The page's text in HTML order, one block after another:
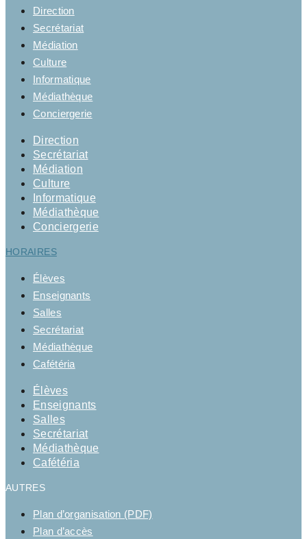
Direction
Secrétariat
Médiation
Culture
Informatique
Médiathèque
Conciergerie
Direction
Secrétariat
Médiation
Culture
Informatique
Médiathèque
Conciergerie
HORAIRES
Élèves
Enseignants
Salles
Secrétariat
Médiathèque
Cafétéria
Élèves
Enseignants
Salles
Secrétariat
Médiathèque
Cafétéria
AUTRES
Plan d’organisation (PDF)
Plan d’accès